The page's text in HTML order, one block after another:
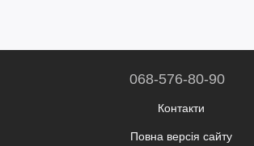
068-576-80-90
Контакти
Повна версія сайту